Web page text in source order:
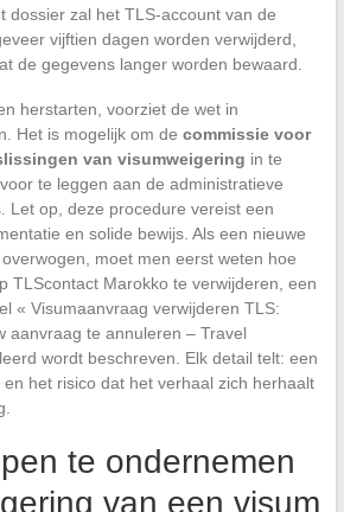
dossier zal het TLS-account van de
vijftien dagen worden verwijderd,
de gegevens langer worden bewaard.
herstarten, voorziet de wet in
Het is mogelijk om de commissie voor
van visumweigering in te
te leggen aan de administratieve
Let op, deze procedure vereist een
en solide bewijs. Als een nieuwe
moet men eerst weten hoe
TLScontact Marokko te verwijderen, een
« Visumaanvraag verwijderen TLS:
aanvraag te annuleren – Travel
wordt beschreven. Elk detail telt: een
het risico dat het verhaal zich herhaalt
te ondernemen
van een visum